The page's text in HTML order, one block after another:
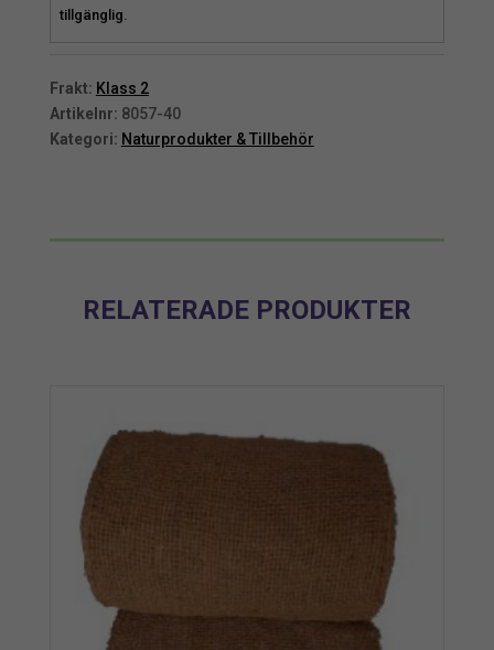
tillgänglig.
Frakt: Klass 2
Artikelnr: 8057-40
Kategori: Naturprodukter & Tillbehör
RELATERADE PRODUKTER